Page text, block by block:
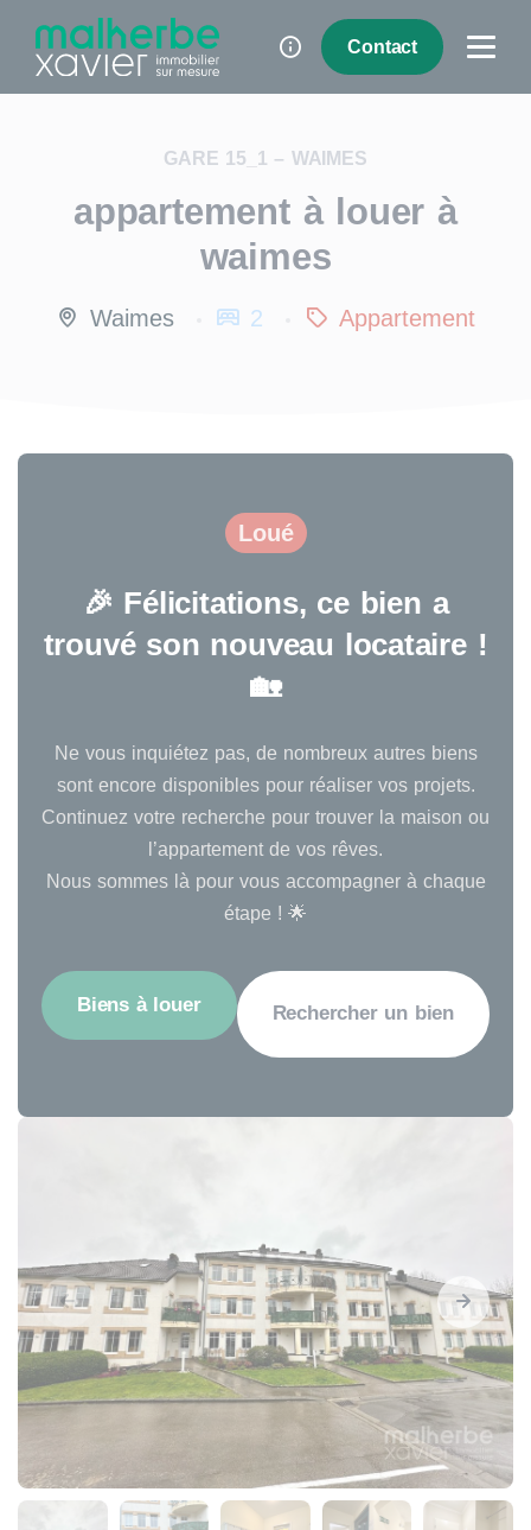
Contact
GARE 15_1 – WAIMES
appartement à louer à
waimes
Waimes 2 Appartement
Loué
🎉 Félicitations, ce bien a
trouvé son nouveau locataire !
🏡
Ne vous inquiétez pas, de nombreux autres biens
sont encore disponibles pour réaliser vos projets.
Continuez votre recherche pour trouver la maison ou
l’appartement de vos rêves.
Nous sommes là pour vous accompagner à chaque
étape ! 🌟
Biens à louer Rechercher un bien
Panneau de gestion des cookies